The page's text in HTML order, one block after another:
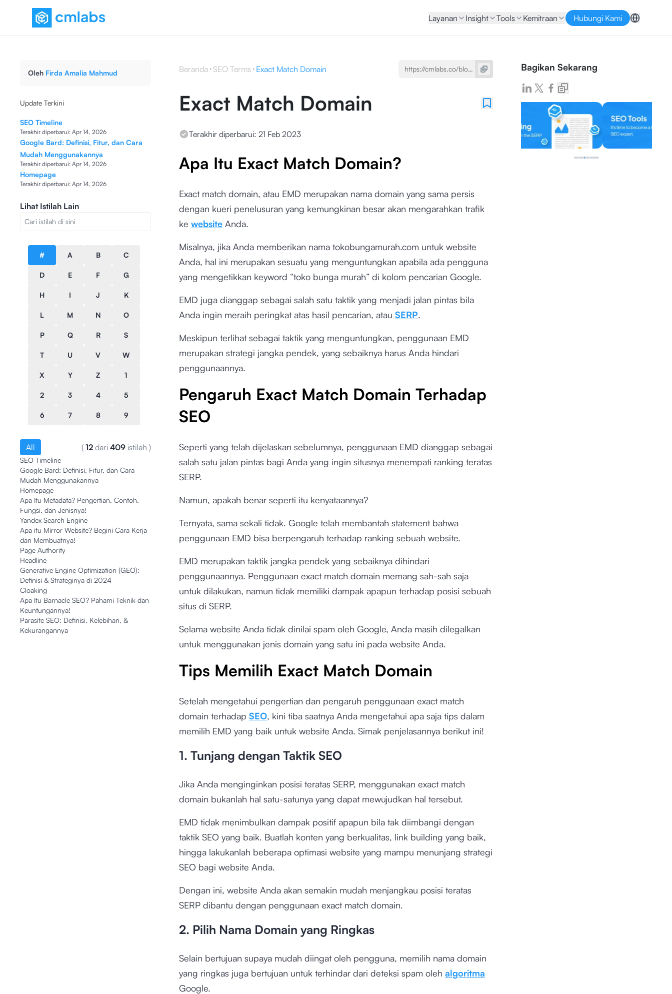
Layanan Insight Tools Kemitraan Hubungi Kami
Oleh Firda Amalia Mahmud
Update Terkini
SEO Timeline
Terakhir diperbarui: Apr 14, 2026
Google Bard: Definisi, Fitur, dan Cara
Mudah Menggunakannya
Terakhir diperbarui: Apr 14, 2026
Homepage
Terakhir diperbarui: Apr 14, 2026
Lihat Istilah Lain
# A B C
D E F G
H I J K
L M N O
P Q R S
T U V W
X Y Z 1
2 3 4 5
6 7 8 9
All ( 12 dari 409 istilah )
SEO Timeline
Google Bard: Definisi, Fitur, dan Cara
Mudah Menggunakannya
Homepage
Apa Itu Metadata? Pengertian, Contoh,
Fungsi, dan Jenisnya!
Yandex Search Engine
Apa itu Mirror Website? Begini Cara Kerja
dan Membuatnya!
Page Authority
Headline
Generative Engine Optimization (GEO):
Definisi & Strateginya di 2024
Cloaking
Apa Itu Barnacle SEO? Pahami Teknik dan
Keuntungannya!
Parasite SEO: Definisi, Kelebihan, &
Kekurangannya
Beranda SEO Terms Exact Match Domain
Exact Match Domain
Terakhir diperbarui: 21 Feb 2023
Apa Itu Exact Match Domain?
Exact match domain, atau EMD merupakan nama domain yang sama persis
dengan kueri penelusuran yang kemungkinan besar akan mengarahkan trafik
ke websiteAnda.
Misalnya, jika Anda memberikan nama tokobungamurah.com untuk website
Anda, hal ini merupakan sesuatu yang menguntungkan apabila ada pengguna
yang mengetikkan keyword “toko bunga murah” di kolom pencarian Google.
EMD juga dianggap sebagai salah satu taktik yang menjadi jalan pintas bila
Anda ingin meraih peringkat atas hasil pencarian, atau SERP.
Meskipun terlihat sebagai taktik yang menguntungkan, penggunaan EMD
merupakan strategi jangka pendek, yang sebaiknya harus Anda hindari
penggunaannya.
Pengaruh Exact Match Domain Terhadap
SEO
Seperti yang telah dijelaskan sebelumnya, penggunaan EMD dianggap sebagai
salah satu jalan pintas bagi Anda yang ingin situsnya menempati ranking teratas
SERP.
Namun, apakah benar seperti itu kenyataannya?
Ternyata, sama sekali tidak. Google telah membantah statement bahwa
penggunaan EMD bisa berpengaruh terhadap ranking sebuah website.
EMD merupakan taktik jangka pendek yang sebaiknya dihindari
penggunaannya. Penggunaan exact match domain memang sah-sah saja
untuk dilakukan, namun tidak memiliki dampak apapun terhadap posisi sebuah
situs di SERP.
Selama website Anda tidak dinilai spam oleh Google, Anda masih dilegalkan
untuk menggunakan jenis domain yang satu ini pada website Anda.
Tips Memilih Exact Match Domain
Setelah mengetahui pengertian dan pengaruh penggunaan exact match
domain terhadap SEO, kini tiba saatnya Anda mengetahui apa saja tips dalam
memilih EMD yang baik untuk website Anda. Simak penjelasannya berikut ini!
1. Tunjang dengan Taktik SEO
Jika Anda menginginkan posisi teratas SERP, menggunakan exact match
domain bukanlah hal satu-satunya yang dapat mewujudkan hal tersebut.
EMD tidak menimbulkan dampak positif apapun bila tak diimbangi dengan
taktik SEO yang baik. Buatlah konten yang berkualitas, link building yang baik,
hingga lakukanlah beberapa optimasi website yang mampu menunjang strategi
SEO bagi website Anda.
Dengan ini, website Anda akan semakin mudah menjangkau posisi teratas
SERP dibantu dengan penggunaan exact match domain.
2. Pilih Nama Domain yang Ringkas
Selain bertujuan supaya mudah diingat oleh pengguna, memilih nama domain
yang ringkas juga bertujuan untuk terhindar dari deteksi spam oleh algoritma
Google.
Bagikan Sekarang